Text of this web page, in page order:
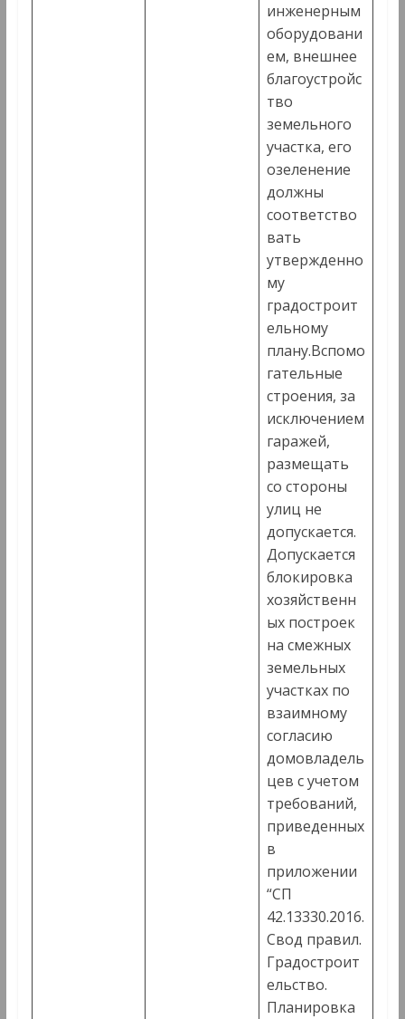
инженерным
оборудовани
ем, внешнее
благоустройс
тво
земельного
участка, его
озеленение
должны
соответство
вать
утвержденно
му
градостроит
ельному
плану.Вспомо
гательные
строения, за
исключением
гаражей,
размещать
со стороны
улиц не
допускается.
Допускается
блокировка
хозяйственн
ых построек
на смежных
земельных
участках по
взаимному
согласию
домовладель
цев с учетом
требований,
приведенных
в
приложении
“СП
42.13330.2016.
Свод правил.
Градостроит
ельство.
Планировка